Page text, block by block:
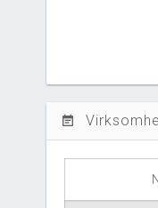
event_note